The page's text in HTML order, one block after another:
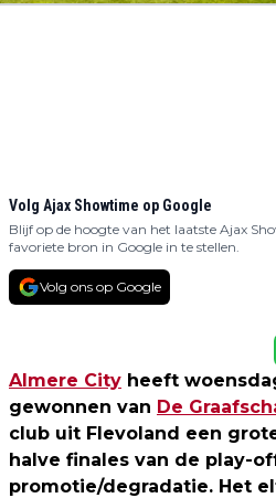
Volg Ajax Showtime op Google
Blijf op de hoogte van het laatste Ajax
favoriete bron in Google in te stellen.
Volg ons op Google
Almere City heeft
gewonnen van De
club uit Flevoland een
halve finales van de play-
promotie/degradatie. Het